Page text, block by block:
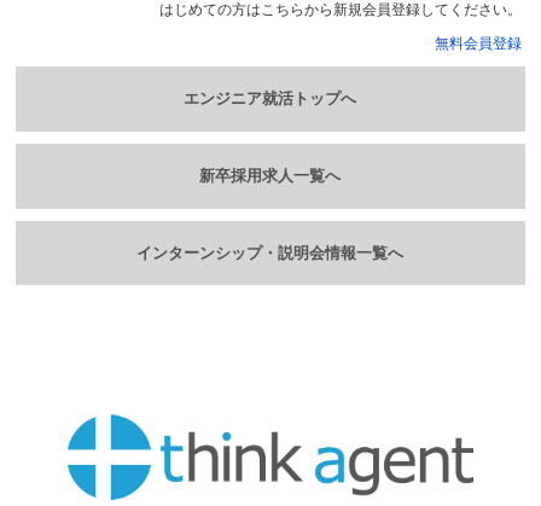
はじめての方はこちらから新規会員登録してください。
無料会員登録
エンジニア就活トップへ
新卒採用求人一覧へ
インターンシップ・説明会情報一覧へ